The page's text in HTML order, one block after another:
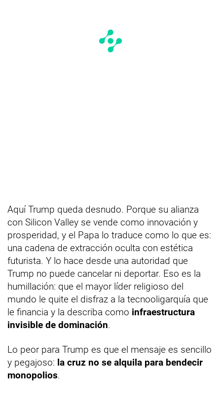
Aquí Trump queda desnudo. Porque su alianza
con Silicon Valley se vende como innovación y
prosperidad, y el Papa lo traduce como lo que es:
una cadena de extracción oculta con estética
futurista. Y lo hace desde una autoridad que
Trump no puede cancelar ni deportar. Eso es la
humillación: que el mayor líder religioso del
mundo le quite el disfraz a la tecnooligarquía que
le financia y la describa como infraestructura
invisible de dominación.
Lo peor para Trump es que el mensaje es sencillo
y pegajoso: la cruz no se alquila para bendecir
monopolios.